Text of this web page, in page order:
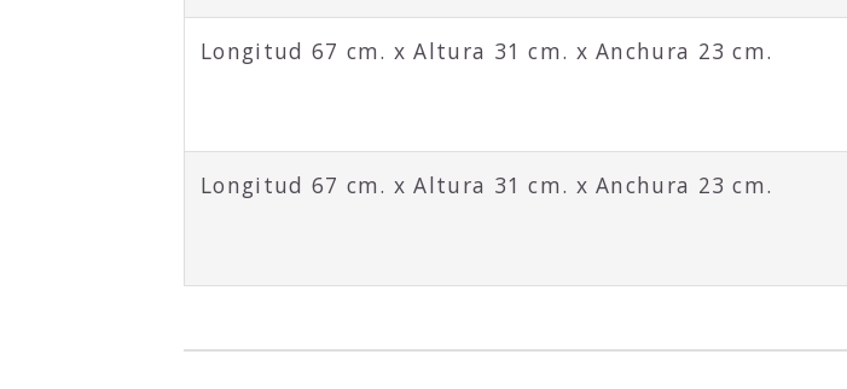
Longitud 67 cm. x Altura 31 cm. x Anchura 23 cm.
Longitud 67 cm. x Altura 31 cm. x Anchura 23 cm.